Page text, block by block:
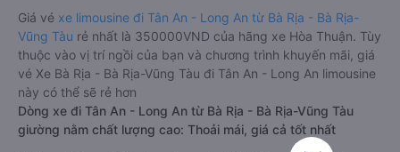
Giá vé xe limousine đi Tân An - Long An từ Bà Rịa - Bà Rịa-
Vũng Tàu rẻ nhất là 350000VND của hãng xe Hòa Thuận. Tùy
thuộc vào vị trí ngồi của bạn và chương trình khuyến mãi, giá
vé Xe Bà Rịa - Bà Rịa-Vũng Tàu đi Tân An - Long An limousine
này có thể sẽ rẻ hơn
Dòng xe đi Tân An - Long An từ Bà Rịa - Bà Rịa-Vũng Tàu
giường nằm chất lượng cao: Thoải mái, giá cả tốt nhất